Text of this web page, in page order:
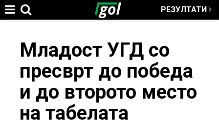
РЕЗУЛТАТИ
here
Младост УГД со
пресврт до победа
и до второто место
на табелата